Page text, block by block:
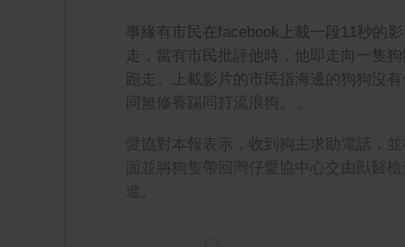
事緣有市民在facebook上載一段11秒的
走，當有市民批評他時，他即走向一隻
跑走。上載影片的市民指海邊的狗狗沒
同無修養踢同打流浪狗。」
愛協對本報表示，收到狗主求助電話，
面並將狗隻帶回灣仔愛協中心交由獸醫